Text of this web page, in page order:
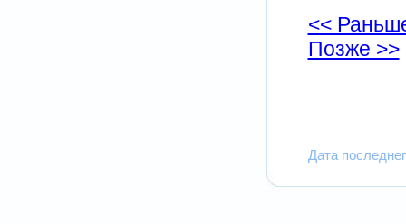
<<
Позже >>
Дата